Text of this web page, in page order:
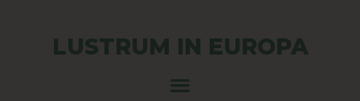
LUSTRUM IN EUROPA